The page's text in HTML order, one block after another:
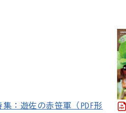
：遊佐の赤笹軍（PDF形